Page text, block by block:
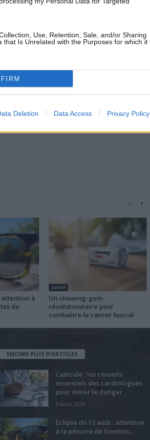
Use, Retention, Sale, and/or Sharing
that Is Unrelated with the Purposes for which it
Deletion Data Access Privacy Policy
Les bienfaits de la poire
attention à
de
Santé
Un chewing-gum
révolutionnaire pour
combattre le cancer buccal
ENCORE PLUS D'ARTICLES
Canicule : les conseils
essentiels des cardiologues
pour éviter le danger
5 août 2026
Éclipse du 12 août : attention
à la pénurie de lunettes...